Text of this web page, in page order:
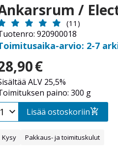
/
920900018
(11)
arvio: 2-7
€
ALV 25,5%
paino: 300 g
Lisää ostoskoriin
Kysy Pakkaus- ja toimituskulut